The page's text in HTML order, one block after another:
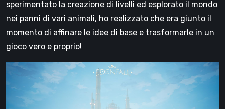
sperimentato la creazione di livelli ed esplorato il mondo
nei panni di vari animali, ho realizzato che era giunto il
momento di affinare le idee di base e trasformarle in un
gioco vero e proprio!